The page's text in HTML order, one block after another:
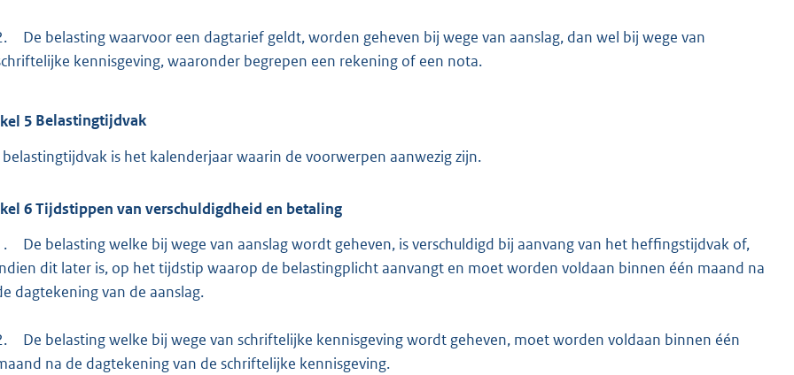
De belasting waarvoor een dagtarief geldt, worden geheven bij wege van aanslag, dan wel bij wege van
kennisgeving, waaronder begrepen een rekening of een nota.
5 Belastingtijdvak
is het kalenderjaar waarin de voorwerpen aanwezig zijn.
6Tijdstippen van verschuldigdheid en betaling
De belasting welke bij wege van aanslag wordt geheven, is verschuldigd bij aanvang van het heffingstijdvak of,
dit later is, op het tijdstip waarop de belastingplicht aanvangt en moet worden voldaan binnen één maand na
dagtekening van de aanslag.
De belasting welke bij wege van schriftelijke kennisgeving wordt geheven, moet worden voldaan binnen één
na de dagtekening van de schriftelijke kennisgeving.